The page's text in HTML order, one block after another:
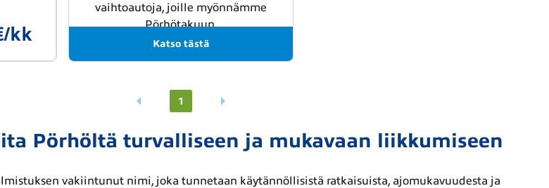
kk
vaihtoautoja, joille myönnämme
Pörhötakuun.
Katso tästä
1
Pörhöltä turvalliseen ja mukavaan liikkumiseen
vakiintunut nimi, joka tunnetaan käytännöllisistä ratkaisuista, ajomukavuudesta ja